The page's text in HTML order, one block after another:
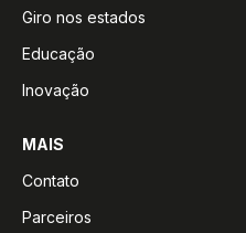
Giro nos estados
Educação
Inovação
MAIS
Contato
Parceiros